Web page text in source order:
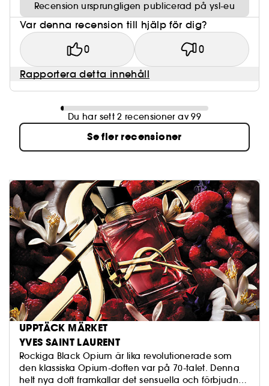
Recension ursprungligen publicerad på ysl-eu
Var denna recension till hjälp för dig?
0 0
Rapportera detta innehåll
Du har sett 2 recensioner av 99
Se fler recensioner
UPPTÄCK MÄRKET
YVES SAINT LAURENT
Rockiga Black Opium är lika revolutionerade som
den klassiska Opium-doften var på 70-talet. Denna
helt nya doft framkallar det sensuella och förbjudna